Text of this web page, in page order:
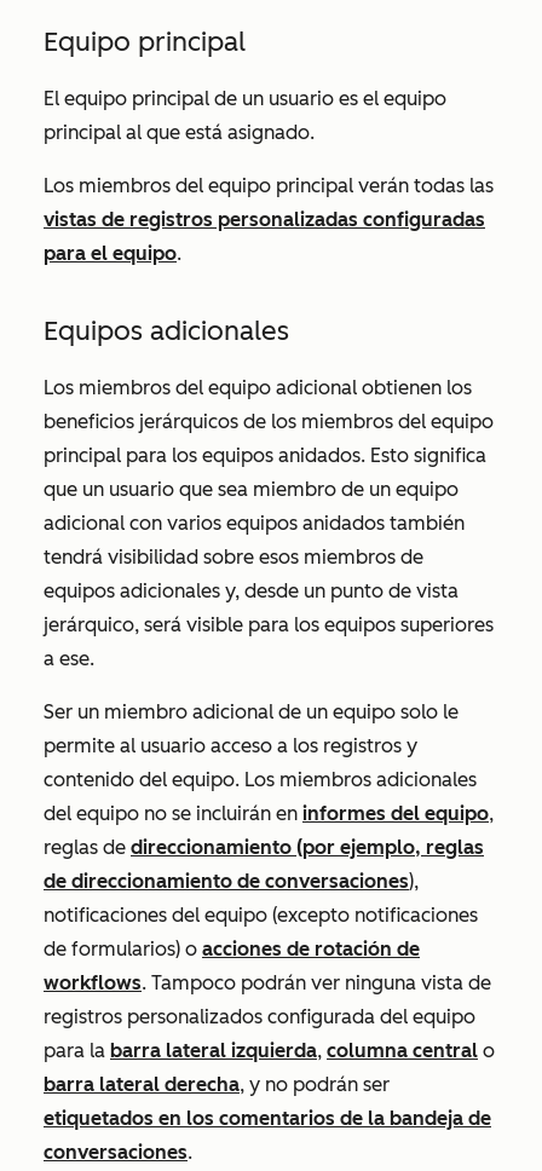
Equipo principal
El equipo principal de un usuario es el equipo
principal al que está asignado.
Los miembros del equipo principal verán todas las
vistas de registros personalizadas configuradas
para el equipo.
Equipos adicionales
Los miembros del equipo adicional obtienen los
beneficios jerárquicos de los miembros del equipo
principal para los equipos anidados. Esto significa
que un usuario que sea miembro de un equipo
adicional con varios equipos anidados también
tendrá visibilidad sobre esos miembros de
equipos adicionales y, desde un punto de vista
jerárquico, será visible para los equipos superiores
a ese.
Ser un miembro adicional de un equipo solo le
permite al usuario acceso a los registros y
contenido del equipo. Los miembros adicionales
del equipo no se incluirán en informes del equipo,
reglas de direccionamiento (por ejemplo, reglas
de direccionamiento de conversaciones),
notificaciones del equipo (excepto notificaciones
de formularios) o acciones de rotación de
workflows. Tampoco podrán ver ninguna vista de
registros personalizados configurada del equipo
para la barra lateral izquierda, columna central o
barra lateral derecha, y no podrán ser
etiquetados en los comentarios de la bandeja de
conversaciones.